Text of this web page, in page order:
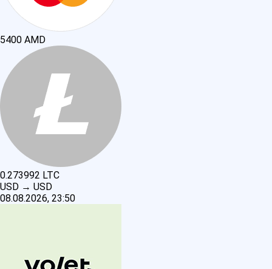
5400 AMD
0.273992 LTC
USD → USD
08.08.2026, 23:50